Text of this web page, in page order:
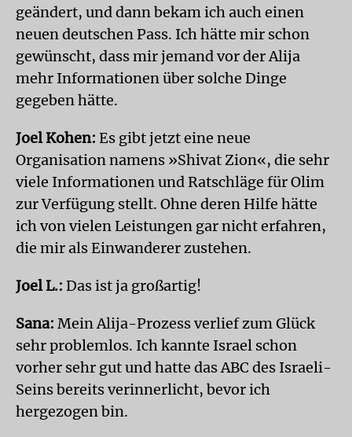
geändert, und dann bekam ich auch einen
neuen deutschen Pass. Ich hätte mir schon
gewünscht, dass mir jemand vor der Alija
mehr Informationen über solche Dinge
gegeben hätte.
Joel Kohen: Es gibt jetzt eine neue
Organisation namens »Shivat Zion«, die sehr
viele Informationen und Ratschläge für Olim
zur Verfügung stellt. Ohne deren Hilfe hätte
ich von vielen Leistungen gar nicht erfahren,
die mir als Einwanderer zustehen.
Joel L.: Das ist ja großartig!
Sana: Mein Alija-Prozess verlief zum Glück
sehr problemlos. Ich kannte Israel schon
vorher sehr gut und hatte das ABC des Israeli-
Seins bereits verinnerlicht, bevor ich
hergezogen bin.